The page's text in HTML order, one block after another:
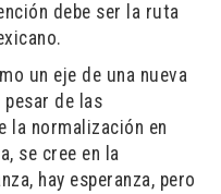
debe ser la ruta
un eje de una nueva
de las
la normalización en
se cree en la
hay esperanza, pero